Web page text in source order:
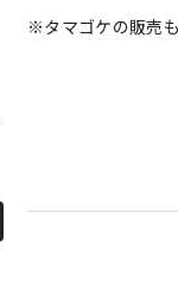
※タマゴケの販売